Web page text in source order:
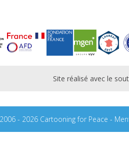
Site réalisé avec le
2006 - 2026 Cartooning for Peace -